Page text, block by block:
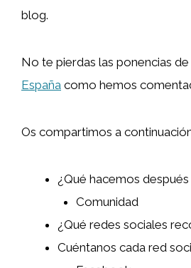
blog.
No te pierdas las ponencias de
España como hemos
Os compartimos a
¿Qué hacemos
Comunidad
¿Qué redes sociales
Cuéntanos cada red